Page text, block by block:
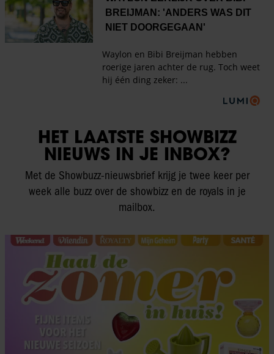
HET LAATSTE SHOWBIZZ
NIEUWS IN JE INBOX?
Met de Showbuzz-nieuwsbrief krijg je twee keer per
week alle buzz over de showbizz en de royals in je
mailbox.